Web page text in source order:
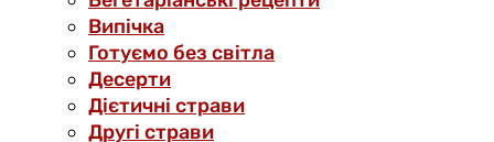
Випічка
Готуємо без світла
Десерти
Дієтичні страви
Другі страви